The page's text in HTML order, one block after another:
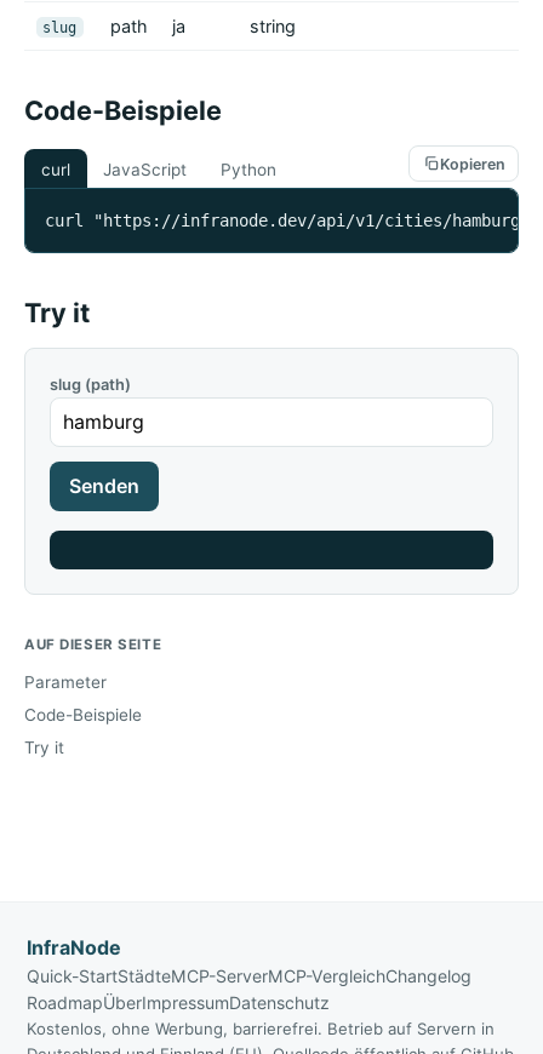
slug path ja string
Code-Beispiele
curl JavaScript Python Kopieren
curl "https://infranode.dev/api/v1/cities/hamburg/
Try it
slug (path)
Senden
AUF DIESER SEITE
Parameter
Code-Beispiele
Try it
InfraNode
Quick-StartStädteMCP-ServerMCP-VergleichChangelog
RoadmapÜberImpressumDatenschutz
Kostenlos, ohne Werbung, barrierefrei. Betrieb auf Servern in